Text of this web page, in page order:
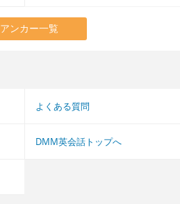
アンカー一覧
よくある質問
DMM英会話トップへ